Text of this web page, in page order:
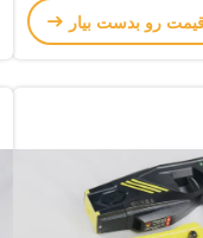
رو بدست بیار